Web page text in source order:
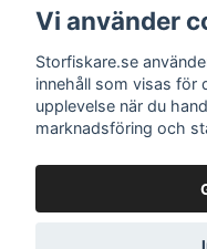
Information
Sociala medier
©
Vi använder
Storfiskare.se
innehåll som visas för
upplevelse när du
marknadsföring och